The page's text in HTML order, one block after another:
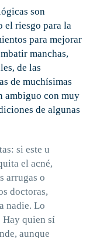
son
el riesgo para la
para mejorar
manchas,
de las
de muchísimas
ambiguo con muy
de algunas
si este u
el acné,
arrugas o
doctoras,
nadie. Lo
Hay quien sí
aunque